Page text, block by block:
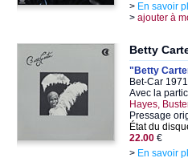
> En savoir
> ajouter à
Betty
"Betty
Bet-Car
Avec la
Hayes,
Pressage
État du
22.00 €
> En savoir